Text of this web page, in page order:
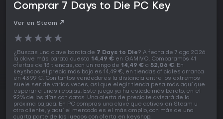
Comprar 7 Days to Die PC Key
Ver en Steam
★★★★★
¿Buscas una clave barata de 7 Days to Die? A fecha de 7 ago 2026
la clave más barata cuesta 14,49 € en GAMIVO. Comparamos 41
ofertas de 13 tiendas, con un rango de 14,49 € a 52,06 €. En
keyshops el precio más bajo es 14,49 €, en tiendas oficiales arranca
en 43,99 €. Con tantos vendedores la distancia entre los extremos
suele ser de varias veces, así que elegir tienda pesa más aquí que
esperar a unas rebajas. Este juego ya ha estado más barato, en el
92% de los días con datos. Una alerta de precio te avisará de la
próxima bajada. En PC compras una clave que activas en Steam u
otro cliente, y aquí el mercado es el más amplio, con más de una
cuarta parte de los juegos con oferta en keyshop.